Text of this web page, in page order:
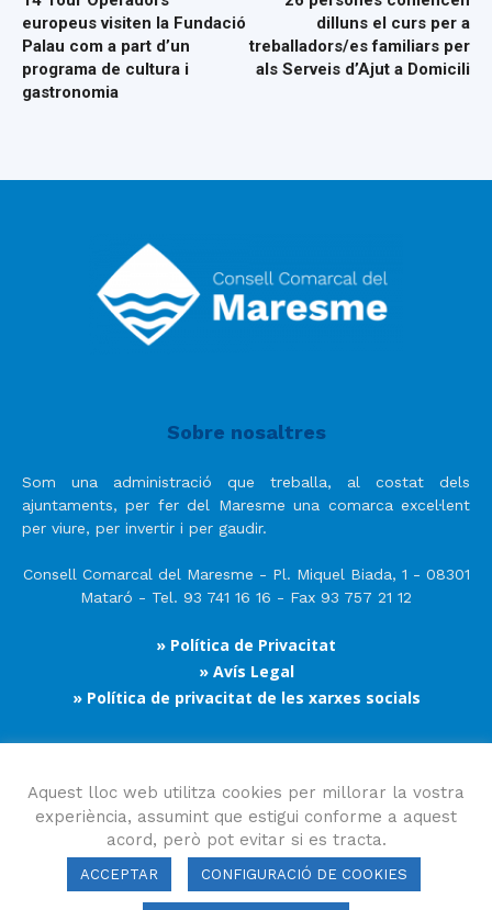
europeus visiten la Fundació
Palau com a part d’un
programa de cultura i
gastronomia
dilluns el curs per a
treballadors/es familiars per
als Serveis d’Ajut a Domicili
Sobre nosaltres
Som una administració que treballa, al costat dels
ajuntaments, per fer del Maresme una comarca excel·lent
per viure, per invertir i per gaudir.
Consell Comarcal del Maresme - Pl. Miquel Biada, 1 - 08301
Mataró - Tel. 93 741 16 16 - Fax 93 757 21 12
» Política de Privacitat
» Avís Legal
» Política de privacitat de les xarxes socials
Segueix-nos
Aquest lloc web utilitza cookies per millorar la vostra
experiència, assumint que estigui conforme a aquest
acord, però pot evitar si es tracta.
ACCEPTAR CONFIGURACIÓ DE COOKIES